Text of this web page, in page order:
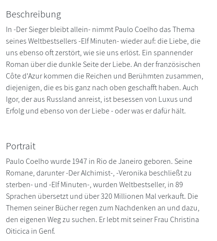
Beschreibung
In -Der Sieger bleibt allein- nimmt Paulo Coelho das Thema
seines Weltbestsellers -Elf Minuten- wieder auf: die Liebe, die
uns ebenso oft zerstört, wie sie uns erlöst. Ein spannender
Roman über die dunkle Seite der Liebe. An der französischen
Côte d'Azur kommen die Reichen und Berühmten zusammen,
diejenigen, die es bis ganz nach oben geschafft haben. Auch
Igor, der aus Russland anreist, ist besessen von Luxus und
Erfolg und ebenso von der Liebe - oder was er dafür hält.
Portrait
Paulo Coelho wurde 1947 in Rio de Janeiro geboren. Seine
Romane, darunter -Der Alchimist-, -Veronika beschließt zu
sterben- und -Elf Minuten-, wurden Weltbestseller, in 89
Sprachen übersetzt und über 320 Millionen Mal verkauft. Die
Themen seiner Bücher regen zum Nachdenken an und dazu,
den eigenen Weg zu suchen. Er lebt mit seiner Frau Christina
Oiticica in Genf.